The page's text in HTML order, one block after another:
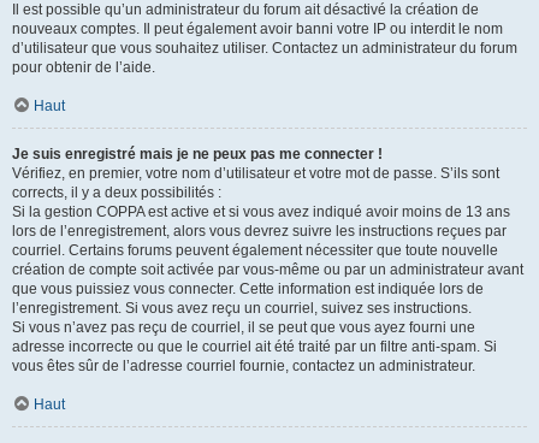
Il est possible qu’un administrateur du forum ait désactivé la création de
nouveaux comptes. Il peut également avoir banni votre IP ou interdit le nom
d’utilisateur que vous souhaitez utiliser. Contactez un administrateur du forum
pour obtenir de l’aide.
Haut
Je suis enregistré mais je ne peux pas me connecter !
Vérifiez, en premier, votre nom d’utilisateur et votre mot de passe. S’ils sont
corrects, il y a deux possibilités :
Si la gestion COPPA est active et si vous avez indiqué avoir moins de 13 ans
lors de l’enregistrement, alors vous devrez suivre les instructions reçues par
courriel. Certains forums peuvent également nécessiter que toute nouvelle
création de compte soit activée par vous-même ou par un administrateur avant
que vous puissiez vous connecter. Cette information est indiquée lors de
l’enregistrement. Si vous avez reçu un courriel, suivez ses instructions.
Si vous n’avez pas reçu de courriel, il se peut que vous ayez fourni une
adresse incorrecte ou que le courriel ait été traité par un filtre anti-spam. Si
vous êtes sûr de l’adresse courriel fournie, contactez un administrateur.
Haut